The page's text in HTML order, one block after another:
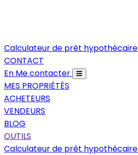
Calculateur de prêt hypothécaire
CONTACT
En Me contacter
MES PROPRIÉTÉS
ACHETEURS
VENDEURS
BLOG
OUTILS
Calculateur de prêt hypothécaire